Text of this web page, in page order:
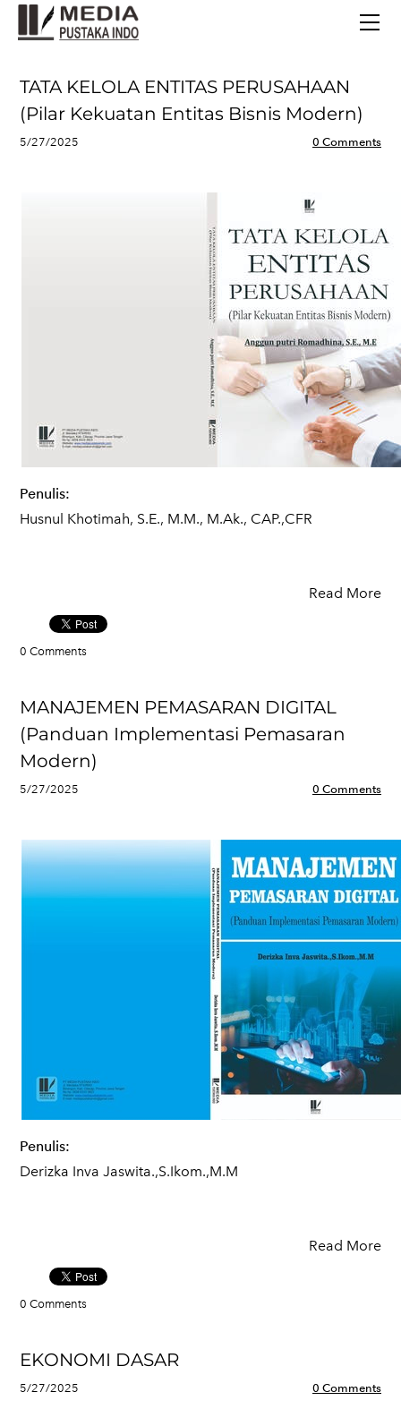
TATA KELOLA ENTITAS PERUSAHAAN
(Pilar Kekuatan Entitas Bisnis Modern)
5/27/2025 0 Comments
Penulis:
Husnul Khotimah, S.E., M.M., M.Ak., CAP.,CFR
Read More
0 Comments
MANAJEMEN PEMASARAN DIGITAL
(Panduan Implementasi Pemasaran
Modern)
5/27/2025 0 Comments
Penulis:
Derizka Inva Jaswita.,S.Ikom.,M.M
Read More
0 Comments
EKONOMI DASAR
5/27/2025 0 Comments